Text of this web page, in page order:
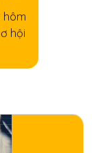
hôm
hội